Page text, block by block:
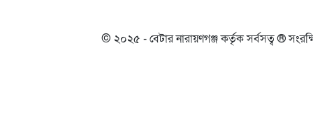
© ২০২৫ - বেটার নারায়ণগঞ্জ কর্তৃক সর্বসত্ব ®